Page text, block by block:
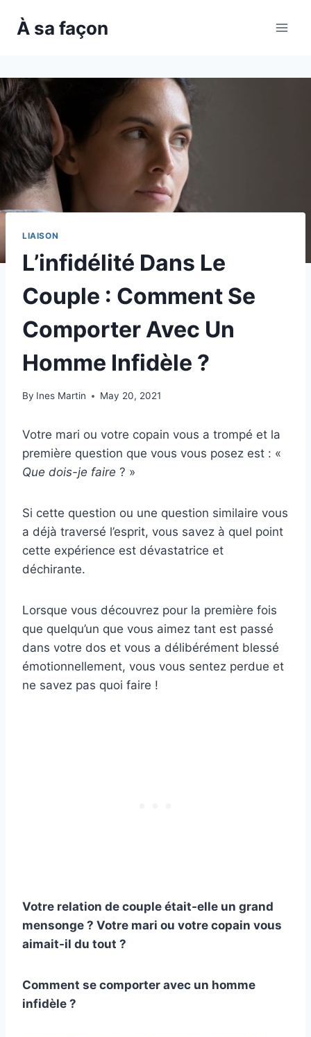
À sa façon
LIAISON
L’infidélité Dans Le
Couple : Comment Se
Comporter Avec Un
Homme Infidèle ?
By Ines Martin May 20, 2021
Votre mari ou votre copain vous a trompé et la
première question que vous vous posez est : «
Que dois-je faire ? »
Si cette question ou une question similaire vous
a déjà traversé l’esprit, vous savez à quel point
cette expérience est dévastatrice et
déchirante.
Lorsque vous découvrez pour la première fois
que quelqu’un que vous aimez tant est passé
dans votre dos et vous a délibérément blessé
émotionnellement, vous vous sentez perdue et
ne savez pas quoi faire !
Votre relation de couple était-elle un grand
mensonge ? Votre mari ou votre copain vous
aimait-il du tout ?
Comment se comporter avec un homme
infidèle ?